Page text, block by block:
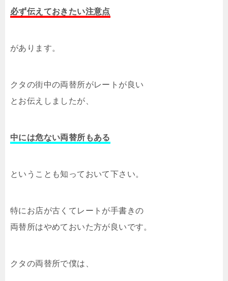
必ず伝えておきたい注意点
があります。
クタの街中の両替所がレートが良い
とお伝えしましたが、
中には危ない両替所もある
ということも知っておいて下さい。
特にお店が古くてレートが手書きの
両替所はやめておいた方が良いです。
クタの両替所で僕は、